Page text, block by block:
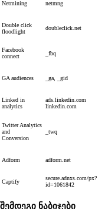
Netmining netmng
Double click
floodlight
doubleclick.net
Facebook
connect
_fbq
GA audiences _ga, _gid
Linked in
analytics
ads.linkedin.com
linkedin.com
Twitter Analytics
аnd
Conversion
_twq
Adform adform.net
Captify
secure.adnxs.com/px?
id=1061842
შემდეგი ნაბიჯები